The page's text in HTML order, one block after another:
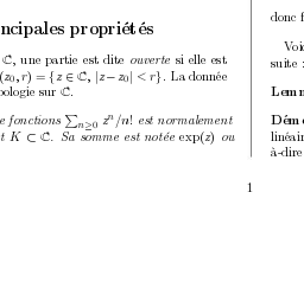
propriétés
C, une partie est dite ouverte si elle est
z0 , r) = {z ∈C, z− z0 < r}
La donnée
ologie sur C.
fonctions Pn≥0 zn /n! est normalement
K ⊂ C. Sa somme est notée exp(z) ou
donc
V
suite
à-
1